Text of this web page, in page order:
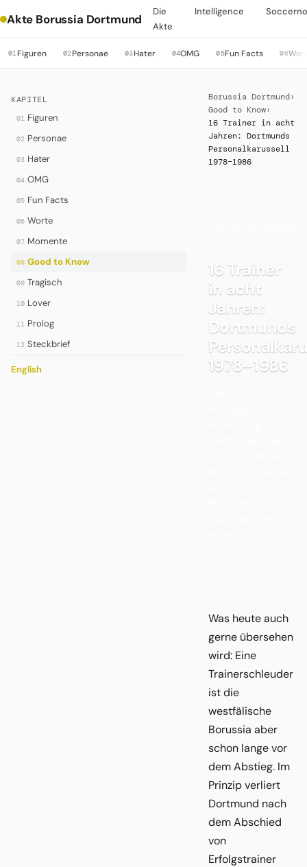
Akte Borussia Dortmund
Die
Akte
Intelligence
01Figuren 02Personae 03Hater 04OMG 05Fun Facts 06
KAPITEL
01 Figuren
02 Personae
03 Hater
04 OMG
05 Fun Facts
06 Worte
07 Momente
08 Good to Know
09 Tragisch
10 Lover
11 Prolog
12 Steckbrief
English
Borussia Dortmund›
Good to Know›
16 Trainer in acht
Jahren: Dortmunds
Personalkarussell
1978–1986
16 Trainer
in acht
Jahren:
Dortmunds
1978–1986
Was heute auch
gerne übersehen
wird: Eine
Trainerschleuder
ist die
westfälische
Borussia aber
schon lange vor
dem Abstieg. Im
Prinzip verliert
Dortmund nach
dem Abschied
von
Erfolgstrainer